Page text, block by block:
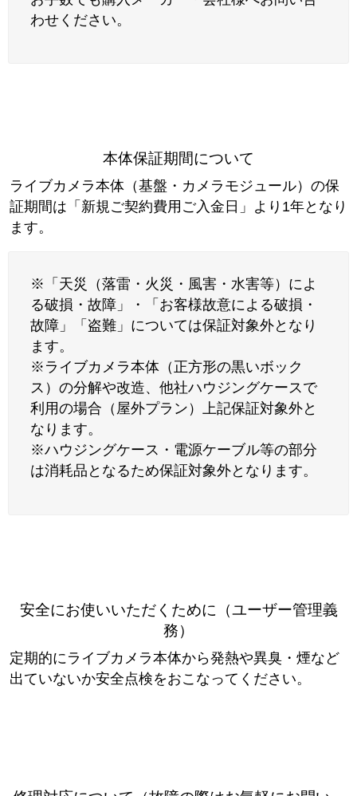
わせください。
本体保証期間について
ライブカメラ本体（基盤・カメラモジュール）の保
証期間は「新規ご契約費用ご入金日」より1年となり
ます。
※「天災（落雷・火災・風害・水害等）によ
る破損・故障」・「お客様故意による破損・
故障」「盗難」については保証対象外となり
ます。
※ライブカメラ本体（正方形の黒いボック
ス）の分解や改造、他社ハウジングケースで
利用の場合（屋外プラン）上記保証対象外と
なります。
※ハウジングケース・電源ケーブル等の部分
は消耗品となるため保証対象外となります。
安全にお使いいただくために（ユーザー管理義
務）
定期的にライブカメラ本体から発熱や異臭・煙など
出ていないか安全点検をおこなってください。